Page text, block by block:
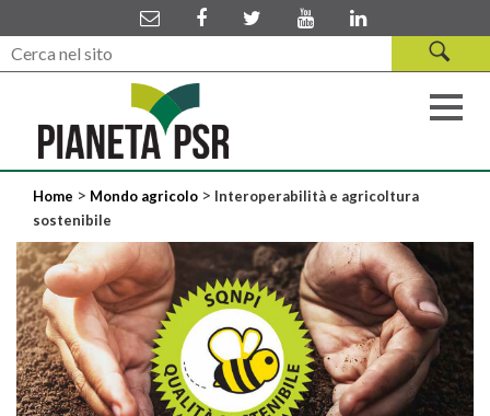
Home > Mondo agricolo > Interoperabilità e agricoltura
sostenibile